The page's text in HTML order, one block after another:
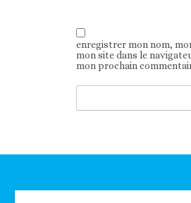
enregistrer mon nom,
mon site dans le
mon prochain